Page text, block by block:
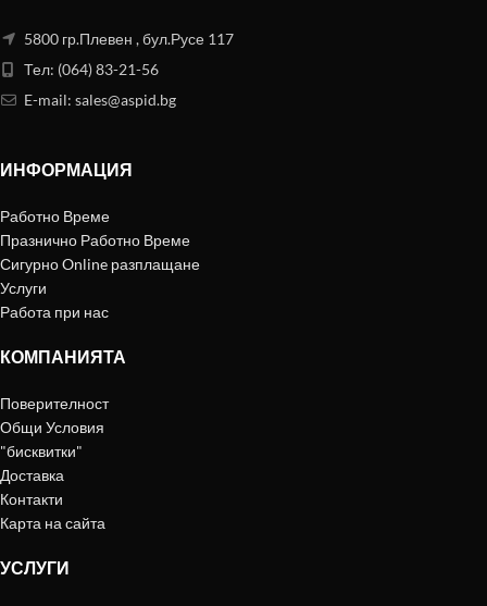
5800 гр.Плевен , бул.Русе 117
Тел: (064) 83-21-56
E-mail: sales@aspid.bg
ИНФОРМАЦИЯ
Работно Време
Празнично Работно Време
Сигурно Online разплащане
Услуги
Работа при нас
КОМПАНИЯТА
Поверителност
Общи Условия
"бисквитки"
Доставка
Контакти
Карта на сайта
УСЛУГИ